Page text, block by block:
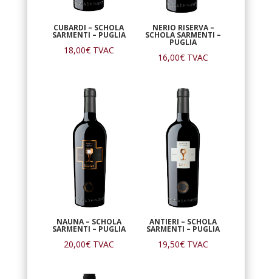
CUBARDI – SCHOLA
SARMENTI – PUGLIA
18,00€ TVAC
NERIO RISERVA –
SCHOLA SARMENTI –
PUGLIA
16,00€ TVAC
NAUNA – SCHOLA
SARMENTI – PUGLIA
20,00€ TVAC
ANTIERI – SCHOLA
SARMENTI – PUGLIA
19,50€ TVAC